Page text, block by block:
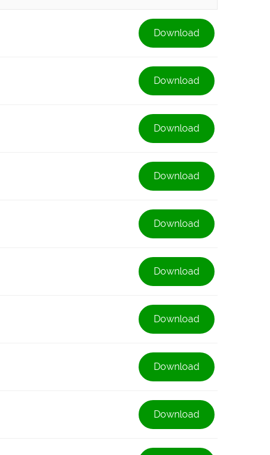
Download
Download
Download
Download
Download
Download
Download
Download
Download